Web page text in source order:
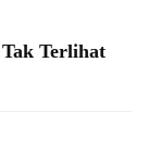
Terlihat